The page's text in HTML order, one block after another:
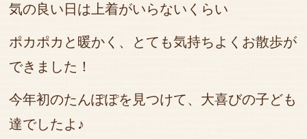
気の良い日は上着がいらないくらい
ポカポカと暖かく、
とても気持ちよくお散歩が
できました！
今年初のたんぽぽを見つけて、大喜びの子ども
達でしたよ♪